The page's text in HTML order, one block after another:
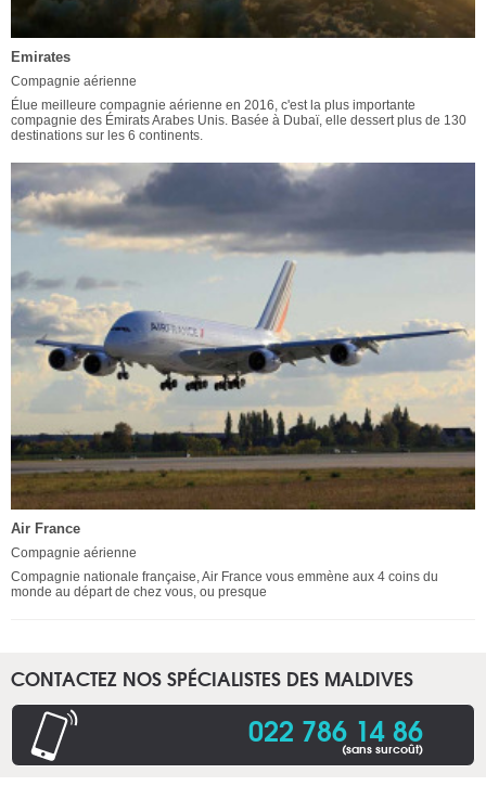
Emirates
Compagnie aérienne
Élue meilleure compagnie aérienne en 2016, c'est la plus importante
compagnie des Émirats Arabes Unis. Basée à Dubaï, elle dessert plus de 130
destinations sur les 6 continents.
Air France
Compagnie aérienne
Compagnie nationale française, Air France vous emmène aux 4 coins du
monde au départ de chez vous, ou presque
CONTACTEZ NOS SPÉCIALISTES DES MALDIVES
022 786 14 86
(sans surcoût)